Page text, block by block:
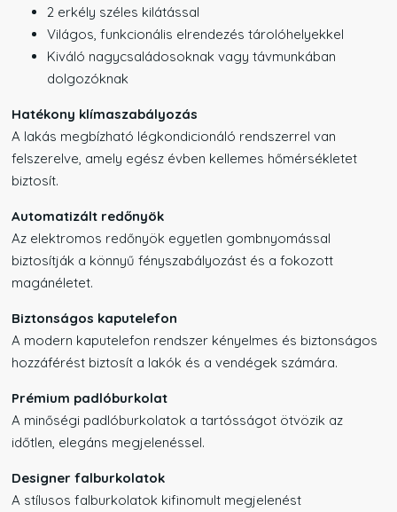
2 erkély széles kilátással
Világos, funkcionális elrendezés tárolóhelyekkel
Kiváló nagycsaládosoknak vagy távmunkában
dolgozóknak
Hatékony klímaszabályozás
A lakás megbízható légkondicionáló rendszerrel van
felszerelve, amely egész évben kellemes hőmérsékletet
biztosít.
Automatizált redőnyök
Az elektromos redőnyök egyetlen gombnyomással
biztosítják a könnyű fényszabályozást és a fokozott
magánéletet.
Biztonságos kaputelefon
A modern kaputelefon rendszer kényelmes és biztonságos
hozzáférést biztosít a lakók és a vendégek számára.
Prémium padlóburkolat
A minőségi padlóburkolatok a tartósságot ötvözik az
időtlen, elegáns megjelenéssel.
Designer falburkolatok
A stílusos falburkolatok kifinomult megjelenést